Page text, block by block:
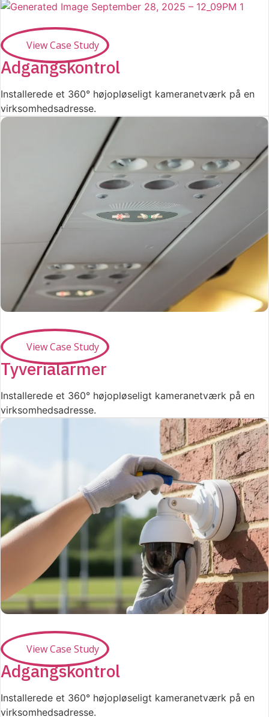
View Case Study
Adgangskontrol
Installerede et 360° højopløseligt kameranetværk på en
virksomhedsadresse.
View Case Study
Tyverialarmer
Installerede et 360° højopløseligt kameranetværk på en
virksomhedsadresse.
View Case Study
Adgangskontrol
Installerede et 360° højopløseligt kameranetværk på en
virksomhedsadresse.